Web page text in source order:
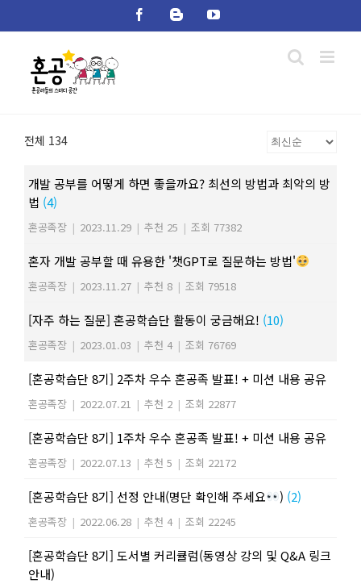
FacebookBloggerYouTube
전체 134
개발 공부를 어떻게 하면 좋을까요? 최선의 방법과 최악의 방
법 (4)
혼공족장 | 2023.11.29 | 추천 25 | 조회 77382
혼자 개발 공부할 때 유용한 '챗GPT로 질문하는 방법'
혼공족장 | 2023.11.27 | 추천 8 | 조회 79518
[자주 하는 질문] 혼공학습단 활동이 궁금해요! (10)
혼공족장 | 2023.01.03 | 추천 4 | 조회 76769
[혼공학습단 8기] 2주차 우수 혼공족 발표! + 미션 내용 공유
혼공족장 | 2022.07.21 | 추천 2 | 조회 22877
[혼공학습단 8기] 1주차 우수 혼공족 발표! + 미션 내용 공유
혼공족장 | 2022.07.13 | 추천 5 | 조회 22172
[혼공학습단 8기] 선정 안내(명단 확인해 주세요 ) (2)
혼공족장 | 2022.06.28 | 추천 4 | 조회 22245
[혼공학습단 8기] 도서별 커리큘럼(동영상 강의 및 Q&A 링크
안내)